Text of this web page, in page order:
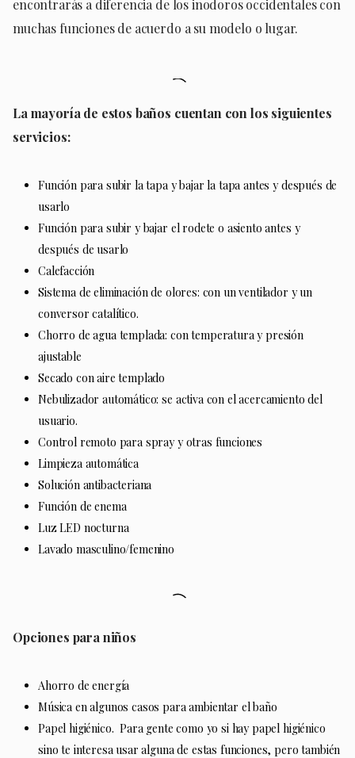
encontrarás a diferencia de los inodoros occidentales con
muchas funciones de acuerdo a su modelo o lugar.
La mayoría de estos baños cuentan con los siguientes
servicios:
Función para subir la tapa y bajar la tapa antes y después de
usarlo
Función para subir y bajar el rodete o asiento antes y
después de usarlo
Calefacción
Sistema de eliminación de olores: con un ventilador y un
conversor catalítico.
Chorro de agua templada: con temperatura y presión
ajustable
Secado con aire templado
Nebulizador automático: se activa con el acercamiento del
usuario.
Control remoto para spray y otras funciones
Limpieza automática
Solución antibacteriana
Función de enema
Luz LED nocturna
Lavado masculino/femenino
Opciones para niños
Ahorro de energía
Música en algunos casos para ambientar el baño
Papel higiénico. Para gente como yo si hay papel higiénico
sino te interesa usar alguna de estas funciones, pero también